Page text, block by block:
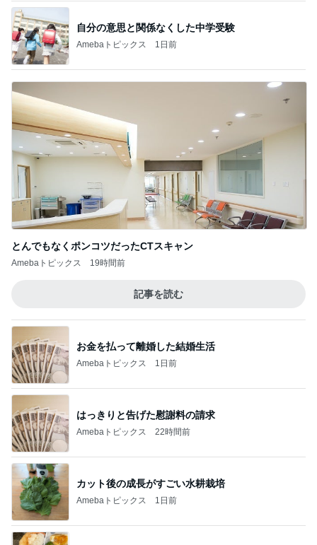
自分の意思と関係なくした中学受験
Amebaトピックス 1日前
とんでもなくポンコツだったCTスキャン
Amebaトピックス 19時間前
記事を読む
お金を払って離婚した結婚生活
Amebaトピックス 1日前
はっきりと告げた慰謝料の請求
Amebaトピックス 22時間前
カット後の成長がすごい水耕栽培
Amebaトピックス 1日前